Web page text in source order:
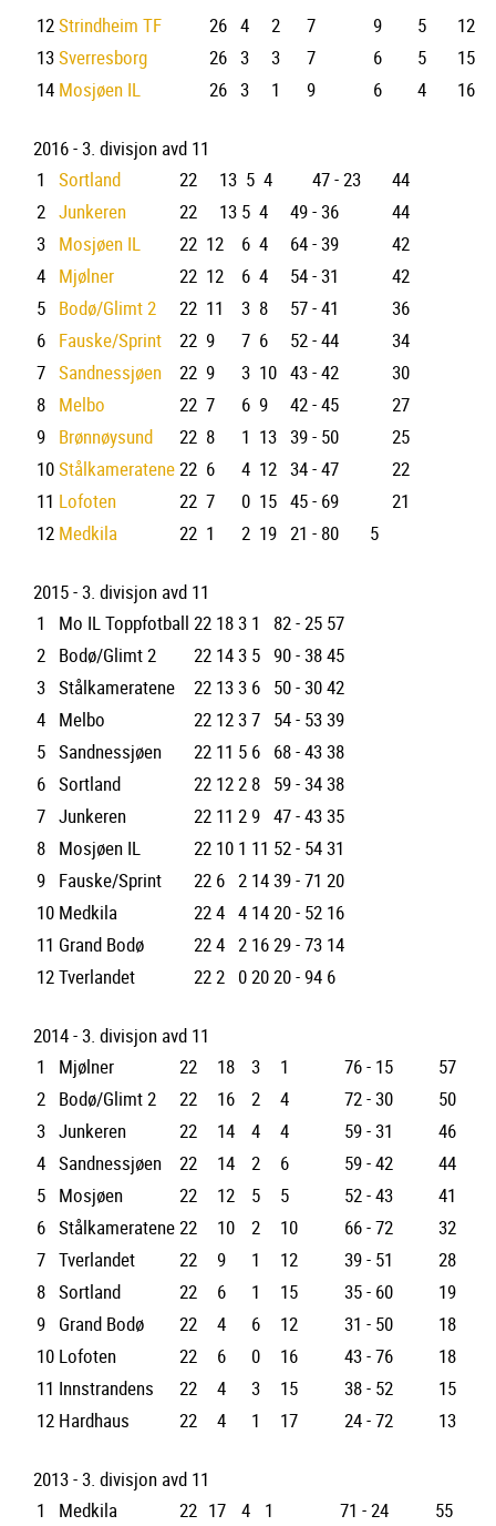
12Strindheim TF 26 4 2 7 9 5
12
13Sverresborg 26 3 3 7 6 5
15
14 Mosjøen IL 26 3 1 9 6 4 16
2016 - 3. divisjon avd 11
1
Sortland 22 13 5 4 47 - 23
44
2 Junkeren 22 13 5 4 49 - 36
44
3 Mosjøen IL 22 12 6 4 64 - 39
42
4 Mjølner 22 12 6 4 54 - 31
42
5 Bodø/Glimt 2 22 11 3 8 57 - 41
36
6 Fauske/Sprint 22 9 7 6 52 - 44
34
7 Sandnessjøen 22 9 3 10 43 - 42
30
8 Melbo 22 7 6 9 42 - 45
27
9 Brønnøysund 22 8 1 13 39 - 50
25
10Stålkameratene22 6 4 12 34 - 47
22
11 Lofoten 22 7 0 15 45 - 69
21
12 Medkila 22 1 2 19 21 - 80 5
2015 - 3. divisjon avd 11
1
Mo IL Toppfotball 22 183 1 82 - 25 57
2 Bodø/Glimt 2 22 143 5 90 - 3845
3 Stålkameratene 22 133 6 50 - 3042
4 Melbo 22 1237 54 - 5339
5 Sandnessjøen 22 11 5 6 68 - 4338
6 Sortland 22 122 8 59 - 3438
7 Junkeren 22 11 2 9 47 - 4335
8 Mosjøen IL 22 10 1 11 52 - 5431
9 Fauske/Sprint 22 6 2 1439 - 71 20
10 Medkila 224 4 1420 - 52 16
11 Grand Bodø 224 2 1629 - 73 14
12Tverlandet 222 02020 - 94 6
2014 - 3. divisjon avd 11
1
Mjølner 22 18 3 1 76 - 15
57
2 Bodø/Glimt 2 22 16 2 4 72 - 30
50
3 Junkeren 22 14 4 4 59 - 31
46
4 Sandnessjøen 22 14 2 6 59 - 42
44
5 Mosjøen 22 12 5 5 52 - 43
41
6 Stålkameratene22 10 2 10 66 - 72
32
7 Tverlandet 22 9 1 12 39 - 51
28
8 Sortland 22 6 1 15 35 - 60
19
9 Grand Bodø 22 4 6 12 31 - 50
18
10 Lofoten 22 6 0 16 43 - 76
18
11 Innstrandens 22 4 3 15 38 - 52
15
12 Hardhaus 22 4 1 17 24 - 72 13
2013 - 3. divisjon avd 11
1
Medkila 22 17 4 1 71 - 24
55